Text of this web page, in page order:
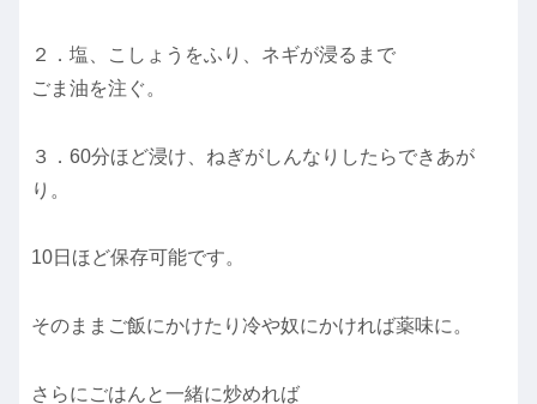
２．塩、こしょうをふり、ネギが浸るまで
ごま油を注ぐ。
３．60分ほど浸け、ねぎがしんなりしたらできあが
り。
10日ほど保存可能です。
そのままご飯にかけたり冷や奴にかければ薬味に。
さらにごはんと一緒に炒めれば